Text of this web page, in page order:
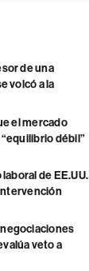
de una
volcó a la
el mercado
débil”
de EE.UU.
veto a